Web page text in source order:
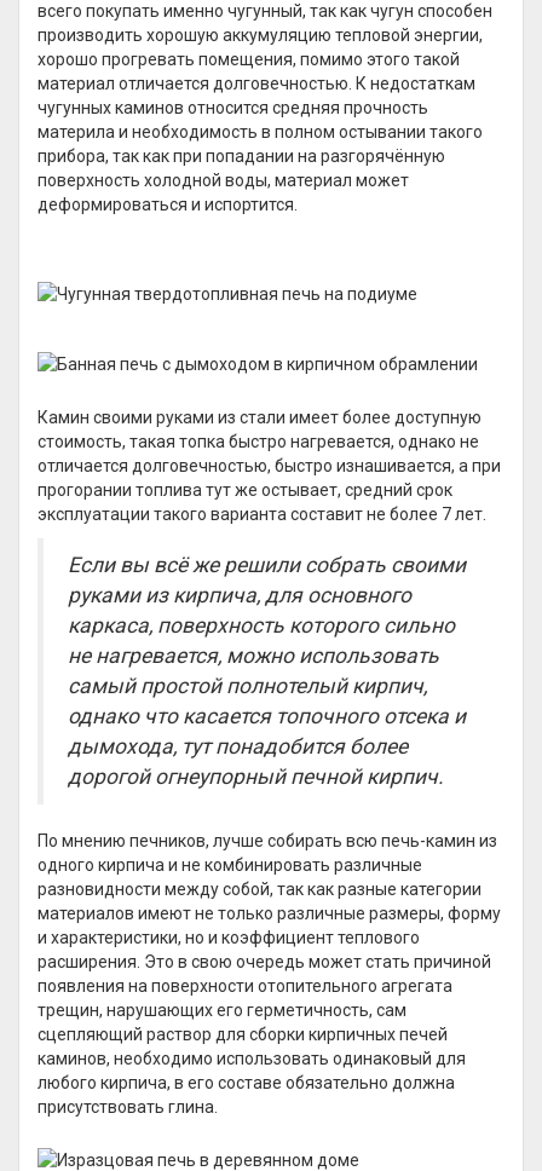
всего покупать именно чугунный, так как чугун способен
производить хорошую аккумуляцию тепловой энергии,
хорошо прогревать помещения, помимо этого такой
материал отличается долговечностью. К недостаткам
чугунных каминов относится средняя прочность
материла и необходимость в полном остывании такого
прибора, так как при попадании на разгорячённую
поверхность холодной воды, материал может
деформироваться и испортится.
Камин своими руками из стали имеет более доступную
стоимость, такая топка быстро нагревается, однако не
отличается долговечностью, быстро изнашивается, а при
прогорании топлива тут же остывает, средний срок
эксплуатации такого варианта составит не более 7 лет.
Если вы всё же решили собрать своими
руками из кирпича, для основного
каркаса, поверхность которого сильно
не нагревается, можно использовать
самый простой полнотелый кирпич,
однако что касается топочного отсека и
дымохода, тут понадобится более
дорогой огнеупорный печной кирпич.
По мнению печников, лучше собирать всю печь-камин из
одного кирпича и не комбинировать различные
разновидности между собой, так как разные категории
материалов имеют не только различные размеры, форму
и характеристики, но и коэффициент теплового
расширения. Это в свою очередь может стать причиной
появления на поверхности отопительного агрегата
трещин, нарушающих его герметичность, сам
сцепляющий раствор для сборки кирпичных печей
каминов, необходимо использовать одинаковый для
любого кирпича, в его составе обязательно должна
присутствовать глина.